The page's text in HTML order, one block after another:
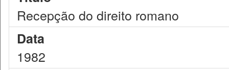
Recepção do direito romano
Data
1982